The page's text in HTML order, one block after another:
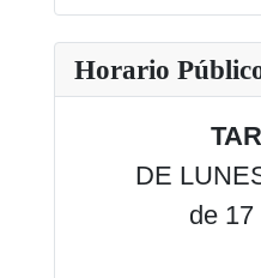
Type 2 or more
Horario
DE
de 17